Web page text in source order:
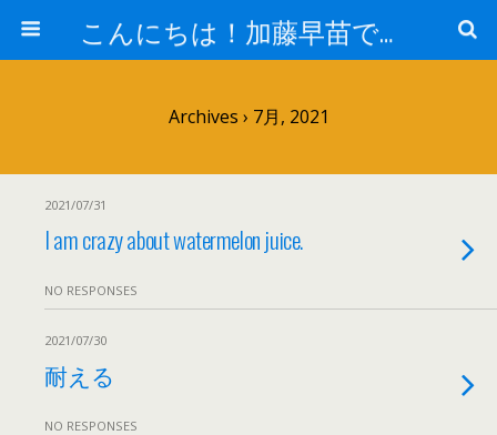
こんにちは！加藤早苗です。
Archives › 7月, 2021
2021/07/31
I am crazy about watermelon juice.
NO RESPONSES
2021/07/30
耐える
NO RESPONSES